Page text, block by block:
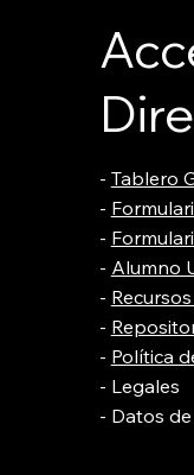
- Tablero
-
-
- Alumno
-
-
- Política
- Legales
- Datos